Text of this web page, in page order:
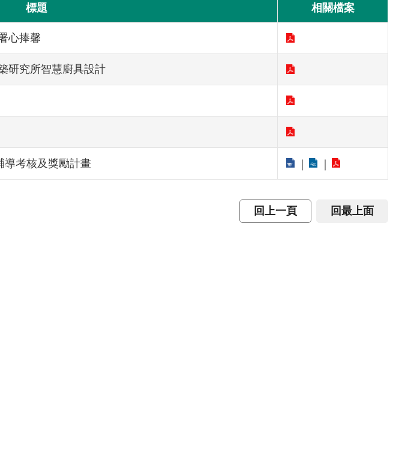
標題 相關檔案
心捧馨
研究所智慧廚具設計
導考核及獎勵計畫
回上一頁 回最上面